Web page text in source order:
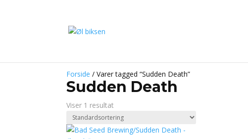
Forside / Varer tagged “Sudden Death”
Sudden Death
Viser 1 resultat